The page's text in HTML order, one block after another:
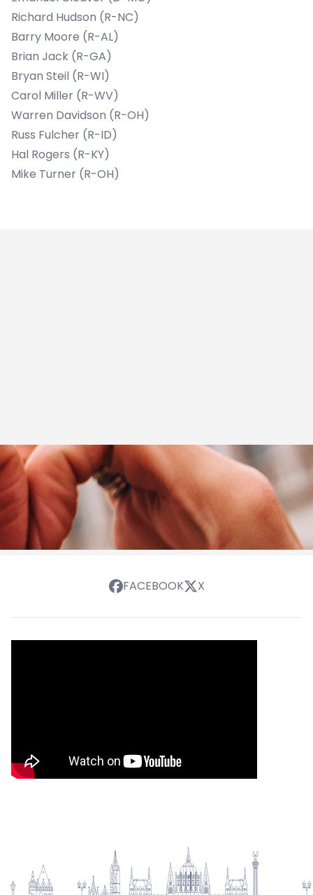
Richard Hudson (R-NC)
Barry Moore (R-AL)
Brian Jack (R-GA)
Bryan Steil (R-WI)
Carol Miller (R-WV)
Warren Davidson (R-OH)
Russ Fulcher (R-ID)
Hal Rogers (R-KY)
Mike Turner (R-OH)
FACEBOOK X